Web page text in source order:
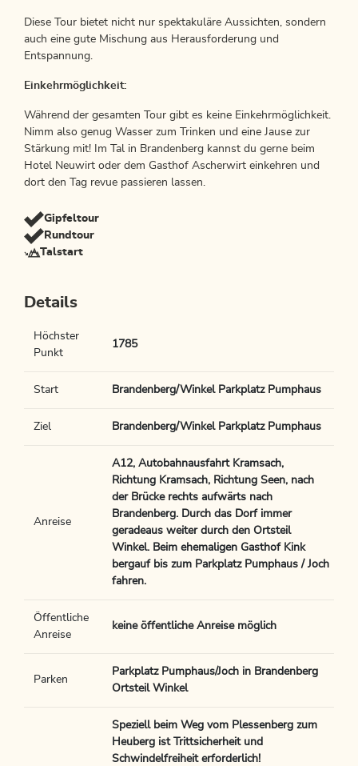
Diese Tour bietet nicht nur spektakuläre Aussichten, sondern
auch eine gute Mischung aus Herausforderung und
Entspannung.
Einkehrmöglichkeit:
Während der gesamten Tour gibt es keine Einkehrmöglichkeit.
Nimm also genug Wasser zum Trinken und eine Jause zur
Stärkung mit! Im Tal in Brandenberg kannst du gerne beim
Hotel Neuwirt oder dem Gasthof Ascherwirt einkehren und
dort den Tag revue passieren lassen.
Gipfeltour
Rundtour
Talstart
Details
Höchster
Punkt
1785
Start Brandenberg/Winkel Parkplatz Pumphaus
Ziel Brandenberg/Winkel Parkplatz Pumphaus
Anreise
A12, Autobahnausfahrt Kramsach,
Richtung Kramsach, Richtung Seen, nach
der Brücke rechts aufwärts nach
Brandenberg. Durch das Dorf immer
geradeaus weiter durch den Ortsteil
Winkel. Beim ehemaligen Gasthof Kink
bergauf bis zum Parkplatz Pumphaus / Joch
fahren.
Öffentliche
Anreise
keine öffentliche Anreise möglich
Parken
Parkplatz Pumphaus/Joch in Brandenberg
Ortsteil Winkel
Speziell beim Weg vom Plessenberg zum
Heuberg ist Trittsicherheit und
Schwindelfreiheit erforderlich!